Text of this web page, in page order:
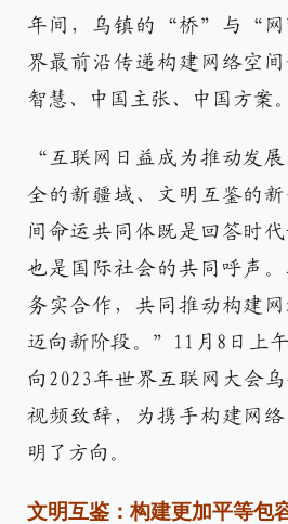
年间，乌镇的“桥”与“网
界最前沿传递构建网络空
智慧、中国主张、中国方案。
“互联网日益成为推动发
全的新疆域、文明互鉴的
间命运共同体既是回答时代
也是国际社会的共同呼声。
务实合作，共同推动构建
迈向新阶段。”11月8日上
向2023年世界互联网大会
视频致辞，为携手构建网
明了方向。
文明互鉴：构建更加平等包